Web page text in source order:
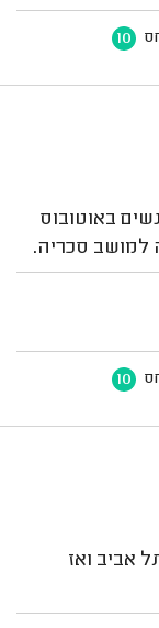
10
הלוך חזור עבור 25 אנשים באוטובוס
למושב סכריה.
10
אביב ואז